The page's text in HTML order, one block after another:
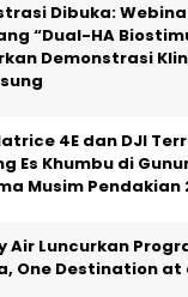
Dibuka:
“Dual-HA
Demonstrasi
4E dan DJI
Es Khumbu di
Musim Pendakian
Air Luncurkan
One Destination at